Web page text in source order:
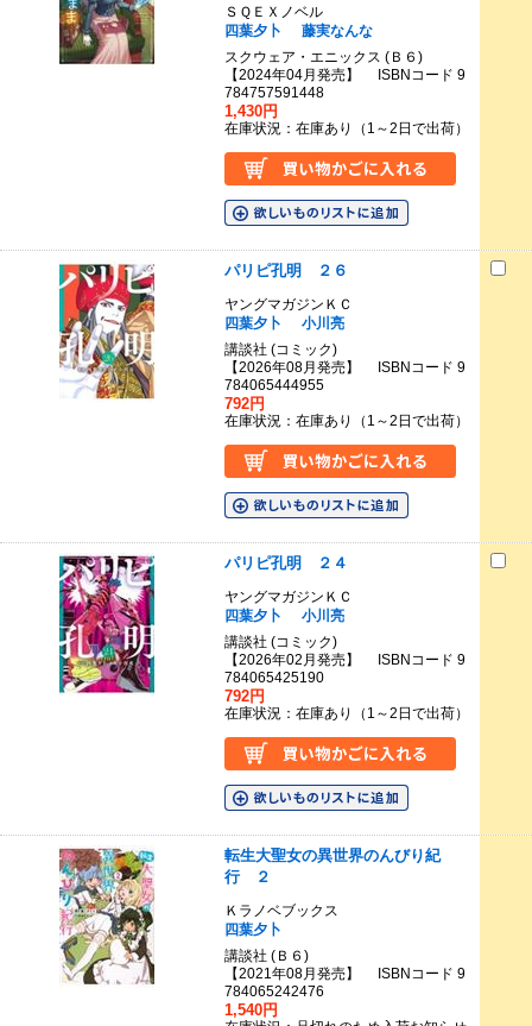
ＳＱＥＸノベル
四葉夕卜
藤実なんな
スクウェア・エニックス (Ｂ６)
【2024年04月発売】 ISBNコード 9
784757591448
1,430円
在庫状況：在庫あり（1～2日で出荷）
パリピ孔明 ２６
ヤングマガジンＫＣ
四葉夕卜
小川亮
講談社 (コミック)
【2026年08月発売】 ISBNコード 9
784065444955
792円
在庫状況：在庫あり（1～2日で出荷）
パリピ孔明 ２４
ヤングマガジンＫＣ
四葉夕卜
小川亮
講談社 (コミック)
【2026年02月発売】 ISBNコード 9
784065425190
792円
在庫状況：在庫あり（1～2日で出荷）
転生大聖女の異世界のんびり紀
行 ２
Ｋラノベブックス
四葉夕卜
講談社 (Ｂ６)
【2021年08月発売】 ISBNコード 9
784065242476
1,540円